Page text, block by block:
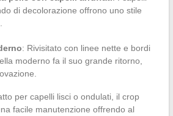
di decolorazione offrono uno stile
: Rivisitato con linee nette e bordi
moderno fa il suo grande ritorno,
per capelli lisci o ondulati, il crop
facile manutenzione offrendo al